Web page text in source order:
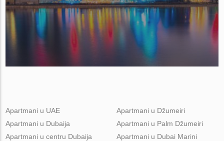
Apartmani u UAE
Apartmani u Dubaija
Apartmani u centru Dubaija
Apartmani u Džumeiri
Apartmani u Palm Džumeiri
Apartmani u Dubai Marini